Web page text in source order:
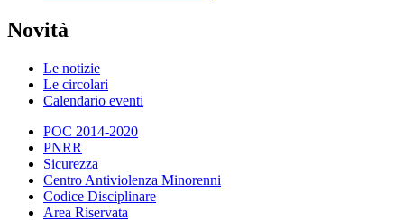
Novità
Le notizie
Le circolari
Calendario eventi
POC 2014-2020
PNRR
Sicurezza
Centro Antiviolenza Minorenni
Codice Disciplinare
Area Riservata